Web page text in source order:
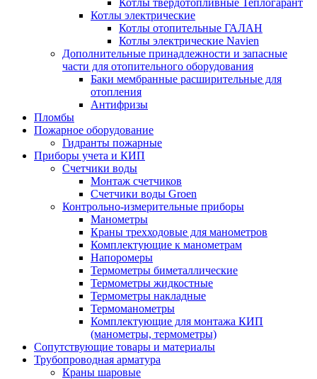
Котлы твердотопливные Теплогарант
Котлы электрические
Котлы отопительные ГАЛАН
Котлы электрические Navien
Дополнительные принадлежности и запасные
части для отопительного оборудования
Баки мембранные расширительные для
отопления
Антифризы
Пломбы
Пожарное оборудование
Гидранты пожарные
Приборы учета и КИП
Счетчики воды
Монтаж счетчиков
Счетчики воды Groen
Контрольно-измерительные приборы
Манометры
Краны трехходовые для манометров
Комплектующие к манометрам
Напоромеры
Термометры биметаллические
Термометры жидкостные
Термометры накладные
Термоманометры
Комплектующие для монтажа КИП
(манометры, термометры)
Сопутствующие товары и материалы
Трубопроводная арматура
Краны шаровые